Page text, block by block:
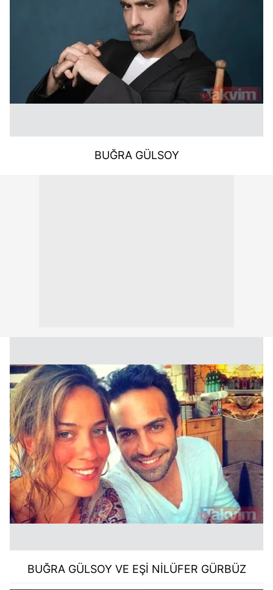
BUĞRA GÜLSOY
BUĞRA GÜLSOY VE EŞİ NİLÜFER GÜRBÜZ